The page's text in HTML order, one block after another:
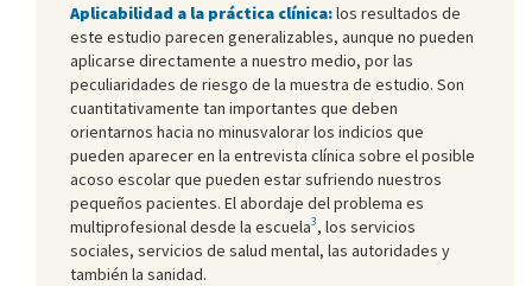
Aplicabilidad a la práctica clínica:los resultados de
este estudio parecen generalizables, aunque no pueden
aplicarse directamente a nuestro medio, por las
peculiaridades de riesgo de la muestra de estudio. Son
cuantitativamente tan importantes que deben
orientarnos hacia no minusvalorar los indicios que
pueden aparecer en la entrevista clínica sobre el posible
acoso escolar que pueden estar sufriendo nuestros
pequeños pacientes. El abordaje del problema es
multiprofesional desde la escuela3, los servicios
sociales, servicios de salud mental, las autoridades y
también la sanidad.